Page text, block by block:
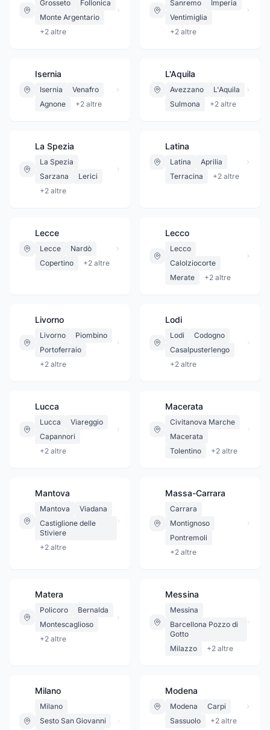
Grosseto
Follonica
Monte Argentario
+2 altre
Sanremo
Imperia
Ventimiglia
+2 altre
Isernia
Isernia
Venafro
Agnone
+2 altre
L'Aquila
Avezzano
L'Aquila
Sulmona
+2 altre
La Spezia
La Spezia
Sarzana
Lerici
+2 altre
Latina
Latina
Aprilia
Terracina
+2 altre
Lecce
Lecce
Nardò
Copertino
+2 altre
Lecco
Lecco
Calolziocorte
Merate
+2 altre
Livorno
Livorno
Piombino
Portoferraio
+2 altre
Lodi
Lodi
Codogno
Casalpusterlengo
+2 altre
Lucca
Lucca
Viareggio
Capannori
+2 altre
Macerata
Civitanova Marche
Macerata
Tolentino
+2 altre
Mantova
Mantova
Viadana
Castiglione delle
Stiviere
+2 altre
Massa-Carrara
Carrara
Montignoso
Pontremoli
+2 altre
Matera
Policoro
Bernalda
Montescaglioso
+2 altre
Messina
Messina
Barcellona Pozzo di
Gotto
Milazzo
+2 altre
Milano
Milano
Sesto San Giovanni
Modena
Modena
Carpi
Sassuolo
+2 altre